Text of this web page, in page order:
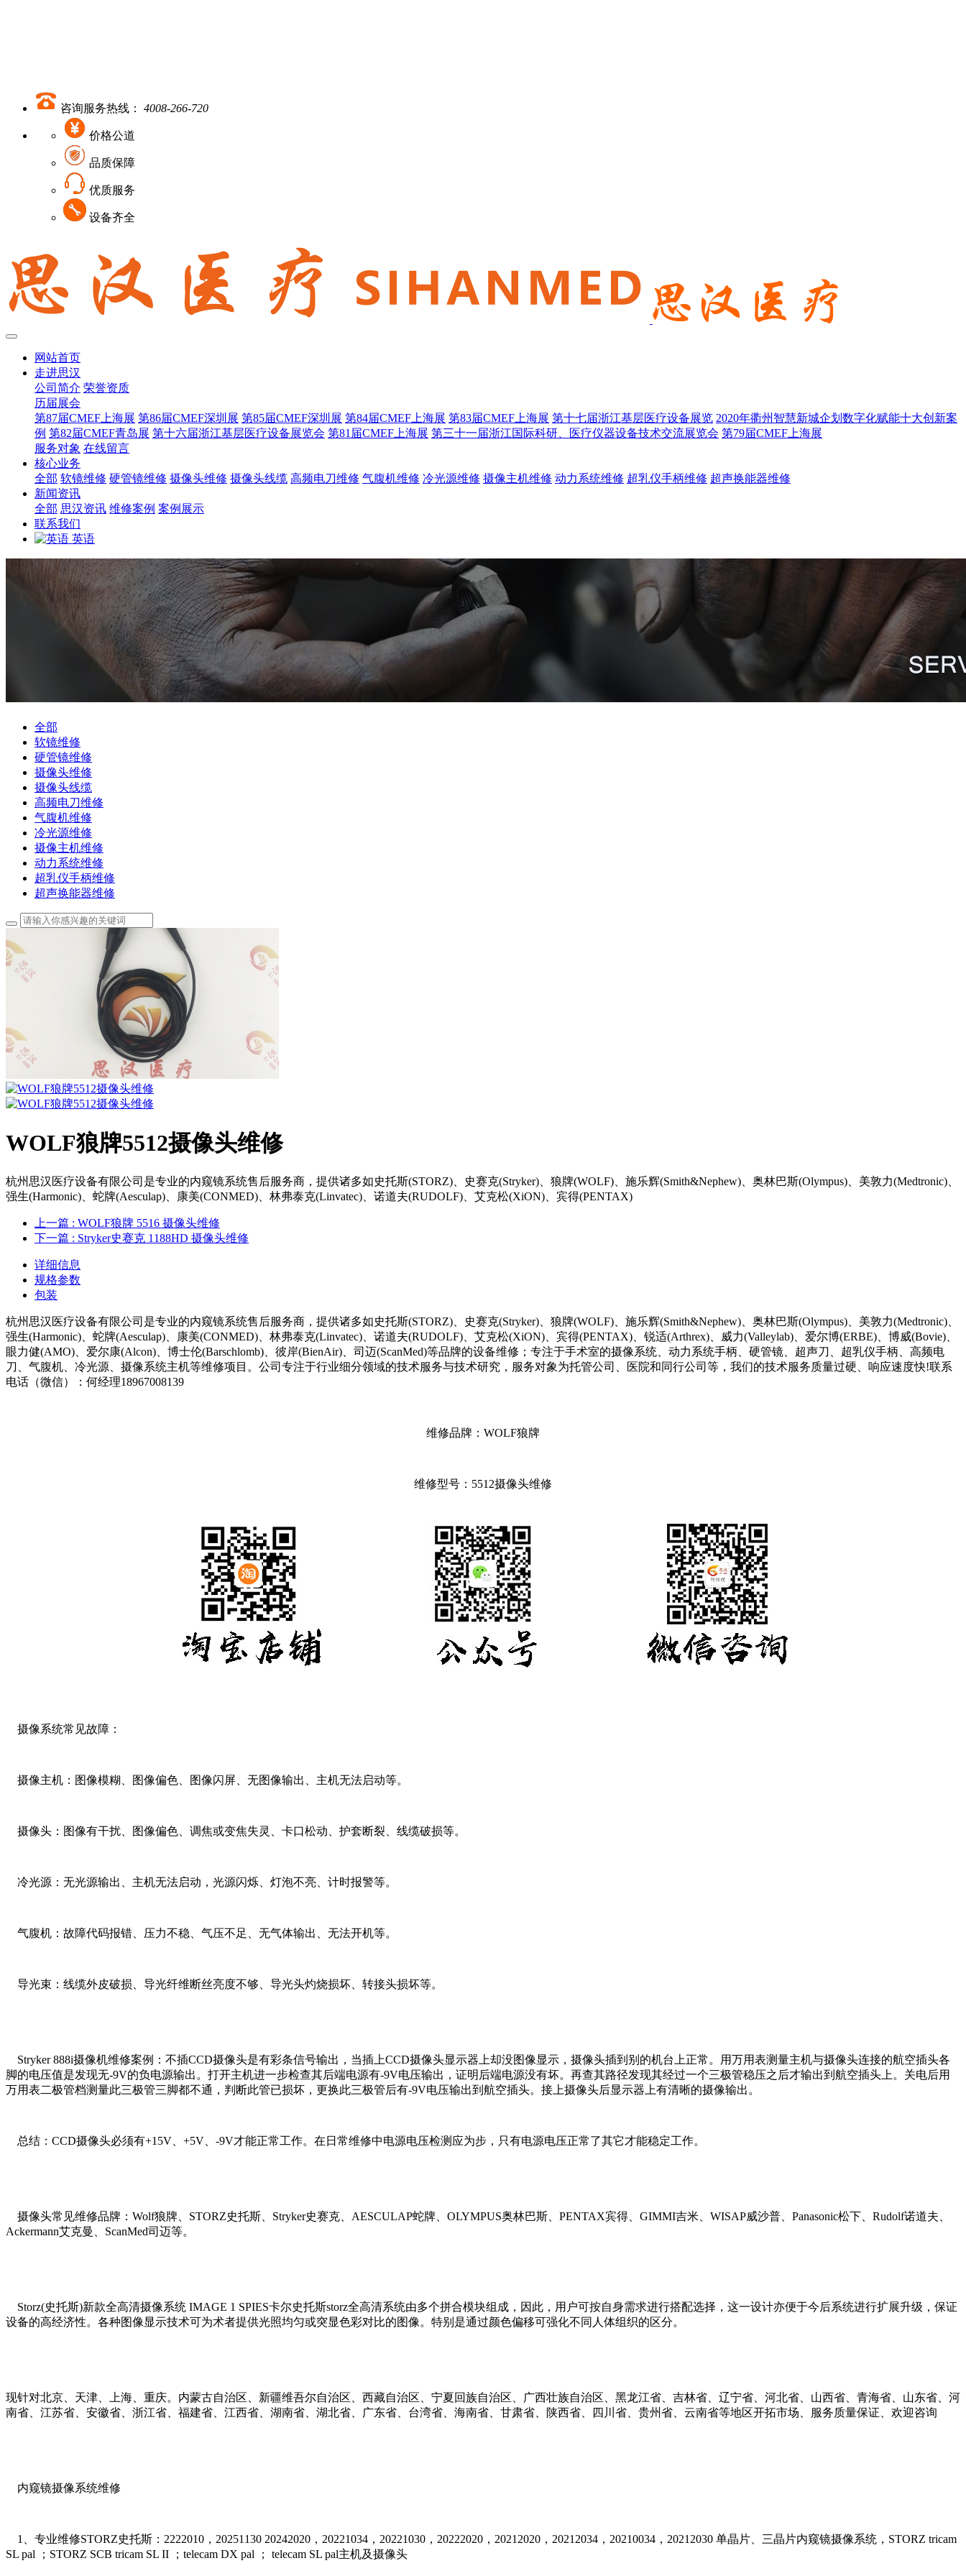
咨询服务热线： 4008-266-720
价格公道
品质保障
优质服务
设备齐全
网站首页
走进思汉
公司简介 荣誉资质
历届展会
第87届CMEF上海展 第86届CMEF深圳展 第85届CMEF深圳展 第84届CMEF上海展 第83届CMEF上海展 第十七届浙江基层医疗设备展览 2020年衢州智慧新城企划数字化赋能十大创新案
例 第82届CMEF青岛展 第十六届浙江基层医疗设备展览会 第81届CMEF上海展 第三十一届浙江国际科研、医疗仪器设备技术交流展览会 第79届CMEF上海展
服务对象 在线留言
核心业务
全部 软镜维修 硬管镜维修 摄像头维修 摄像头线缆 高频电刀维修 气腹机维修 冷光源维修 摄像主机维修 动力系统维修 超乳仪手柄维修 超声换能器维修
新闻资讯
全部 思汉资讯 维修案例 案例展示
联系我们
英语
全部
软镜维修
硬管镜维修
摄像头维修
摄像头线缆
高频电刀维修
气腹机维修
冷光源维修
摄像主机维修
动力系统维修
超乳仪手柄维修
超声换能器维修
WOLF狼牌5512摄像头维修
杭州思汉医疗设备有限公司是专业的内窥镜系统售后服务商，提供诸多如史托斯(STORZ)、史赛克(Stryker)、狼牌(WOLF)、施乐辉(Smith&Nephew)、奥林巴斯(Olympus)、美敦力(Medtronic)、
强生(Harmonic)、蛇牌(Aesculap)、康美(CONMED)、林弗泰克(Linvatec)、诺道夫(RUDOLF)、艾克松(XiON)、宾得(PENTAX)
上一篇 : WOLF狼牌 5516 摄像头维修
下一篇 : Stryker史赛克 1188HD 摄像头维修
详细信息
规格参数
包装
杭州思汉医疗设备有限公司是专业的内窥镜系统售后服务商，提供诸多如史托斯(STORZ)、史赛克(Stryker)、狼牌(WOLF)、施乐辉(Smith&Nephew)、奥林巴斯(Olympus)、美敦力(Medtronic)、
强生(Harmonic)、蛇牌(Aesculap)、康美(CONMED)、林弗泰克(Linvatec)、诺道夫(RUDOLF)、艾克松(XiON)、宾得(PENTAX)、锐适(Arthrex)、威力(Valleylab)、爱尔博(ERBE)、博威(Bovie)、
眼力健(AMO)、爱尔康(Alcon)、博士伦(Barschlomb)、彼岸(BienAir)、司迈(ScanMed)等品牌的设备维修；专注于手术室的摄像系统、动力系统手柄、硬管镜、超声刀、超乳仪手柄、高频电
刀、气腹机、冷光源、摄像系统主机等维修项目。公司专注于行业细分领域的技术服务与技术研究，服务对象为托管公司、医院和同行公司等，我们的技术服务质量过硬、响应速度快!联系
电话（微信）：何经理18967008139
维修品牌：WOLF狼牌
维修型号：5512摄像头维修
摄像系统常见故障：
摄像主机：图像模糊、图像偏色、图像闪屏、无图像输出、主机无法启动等。
摄像头：图像有干扰、图像偏色、调焦或变焦失灵、卡口松动、护套断裂、线缆破损等。
冷光源：无光源输出、主机无法启动，光源闪烁、灯泡不亮、计时报警等。
气腹机：故障代码报错、压力不稳、气压不足、无气体输出、无法开机等。
导光束：线缆外皮破损、导光纤维断丝亮度不够、导光头灼烧损坏、转接头损坏等。
Stryker 888i摄像机维修案例：不插CCD摄像头是有彩条信号输出，当插上CCD摄像头显示器上却没图像显示，摄像头插到别的机台上正常。用万用表测量主机与摄像头连接的航空插头各
脚的电压值是发现无-9V的负电源输出。打开主机进一步检查其后端电源有-9V电压输出，证明后端电源没有坏。再查其路径发现其经过一个三极管稳压之后才输出到航空插头上。关电后用
万用表二极管档测量此三极管三脚都不通，判断此管已损坏，更换此三极管后有-9V电压输出到航空插头。接上摄像头后显示器上有清晰的摄像输出。
总结：CCD摄像头必须有+15V、+5V、-9V才能正常工作。在日常维修中电源电压检测应为步，只有电源电压正常了其它才能稳定工作。
摄像头常见维修品牌：Wolf狼牌、STORZ史托斯、Stryker史赛克、AESCULAP蛇牌、OLYMPUS奥林巴斯、PENTAX宾得、GIMMI吉米、WISAP威沙普、Panasonic松下、Rudolf诺道夫、
Ackermann艾克曼、ScanMed司迈等。
Storz(史托斯)新款全高清摄像系统 IMAGE 1 SPIES卡尔史托斯storz全高清系统由多个拼合模块组成，因此，用户可按自身需求进行搭配选择，这一设计亦便于今后系统进行扩展升级，保证
设备的高经济性。各种图像显示技术可为术者提供光照均匀或突显色彩对比的图像。特别是通过颜色偏移可强化不同人体组织的区分。
现针对北京、天津、上海、重庆。内蒙古自治区、新疆维吾尔自治区、西藏自治区、宁夏回族自治区、广西壮族自治区、黑龙江省、吉林省、辽宁省、河北省、山西省、青海省、山东省、河
南省、江苏省、安徽省、浙江省、福建省、江西省、湖南省、湖北省、广东省、台湾省、海南省、甘肃省、陕西省、四川省、贵州省、云南省等地区开拓市场、服务质量保证、欢迎咨询
内窥镜摄像系统维修
1、专业维修STORZ史托斯：2222010，20251130 20242020，20221034，20221030，20222020，20212020，20212034，20210034，20212030 单晶片、三晶片内窥镜摄像系统，STORZ tricam
SL pal ；STORZ SCB tricam SL II ；telecam DX pal ； telecam SL pal主机及摄像头